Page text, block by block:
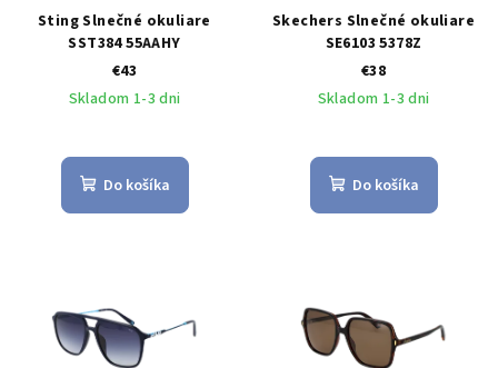
Sting Slnečné okuliare
SST384 55AAHY
€43
Skladom 1-3 dni
Do košíka
Skechers Slnečné okuliare
SE6103 5378Z
€38
Skladom 1-3 dni
Do košíka